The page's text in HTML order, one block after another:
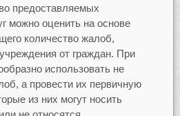
предоставляемых
можно оценить на основе
количество жалоб,
от граждан. При
использовать не
а провести их первичную
из них могут носить